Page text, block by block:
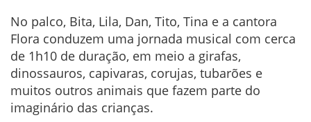
No palco, Bita, Lila, Dan, Tito, Tina e a cantora
Flora conduzem uma jornada musical com cerca
de 1h10 de duração, em meio a girafas,
dinossauros, capivaras, corujas, tubarões e
muitos outros animais que fazem parte do
imaginário das crianças.